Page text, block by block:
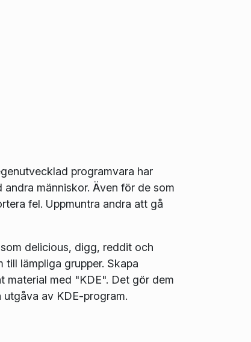
programvara har
människor. Även för de som
fel. Uppmuntra andra att gå
delicious, digg, reddit och
lämpliga grupper. Skapa
material med "KDE". Det gör dem
av KDE-program.